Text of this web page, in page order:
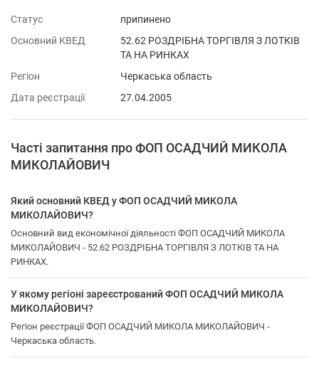
Статус
припинено
Основний КВЕД
52.62 РОЗДРІБНА ТОРГІВЛЯ З ЛОТКІВ
ТА НА РИНКАХ
Регіон
Черкаська область
Дата реєстрації
27.04.2005
Часті запитання про ФОП ОСАДЧИЙ МИКОЛА
МИКОЛАЙОВИЧ
Який основний КВЕД у ФОП ОСАДЧИЙ МИКОЛА
МИКОЛАЙОВИЧ?
Основний вид економічної діяльності ФОП ОСАДЧИЙ МИКОЛА
МИКОЛАЙОВИЧ - 52.62 РОЗДРІБНА ТОРГІВЛЯ З ЛОТКІВ ТА НА
РИНКАХ.
У якому регіоні зареєстрований ФОП ОСАДЧИЙ МИКОЛА
МИКОЛАЙОВИЧ?
Регіон реєстрації ФОП ОСАДЧИЙ МИКОЛА МИКОЛАЙОВИЧ -
Черкаська область.